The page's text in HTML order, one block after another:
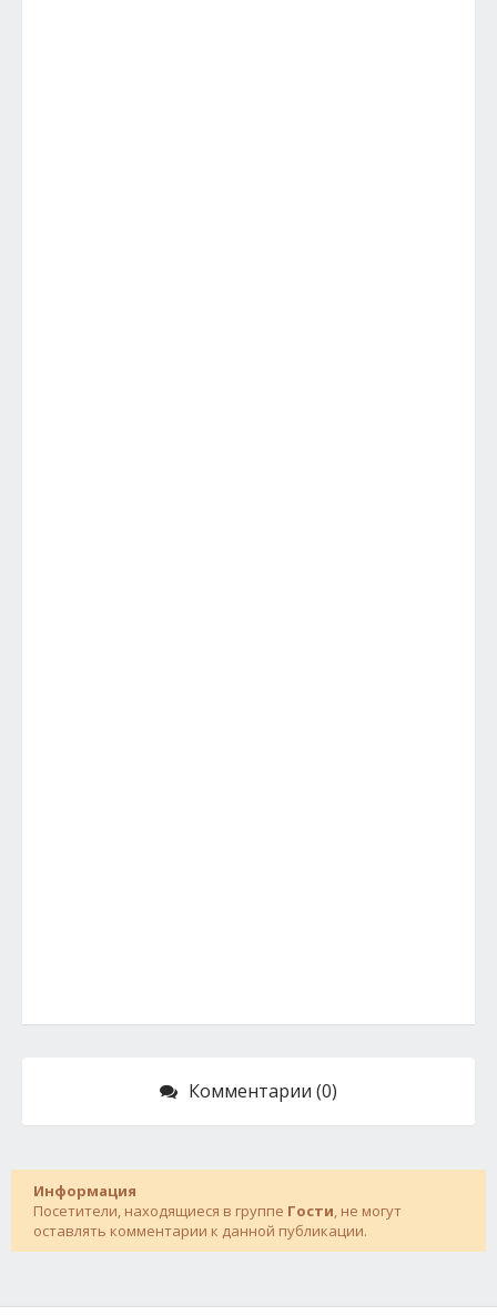
Комментарии (0)
Информация
Посетители, находящиеся в группе Гости , не могут
оставлять комментарии к данной публикации.